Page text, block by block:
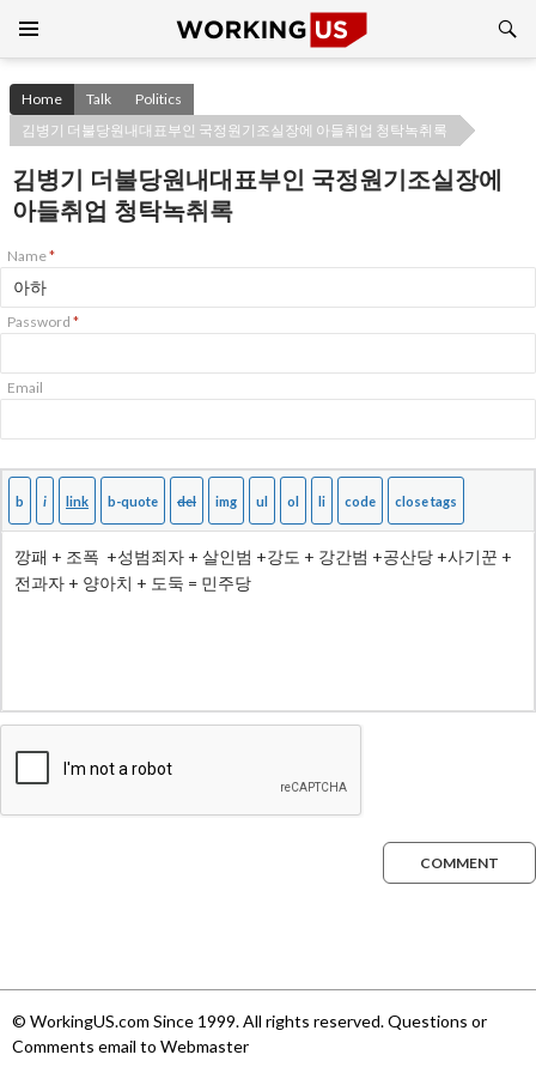
CONTENT
Home Talk
Politics
김병기 더불당원내대표부인 국정원기조실장에 아들취업 청탁녹취록
김병기 더불당원내대표부인 국정원기조실장에
아들취업 청탁녹취록
Name*
Password *
Email
COMMENT
© WorkingUS.com Since 1999. All rights reserved. Questions or
Comments email to Webmaster